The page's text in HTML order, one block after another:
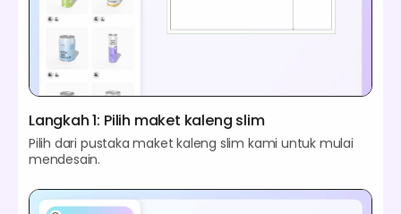
Langkah 1: Pilih maket kaleng slim
Pilih dari pustaka maket kaleng slim kami untuk mulai
mendesain.